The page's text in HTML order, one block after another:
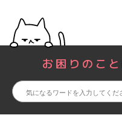
お困りのこと